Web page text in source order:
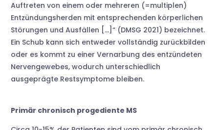
Auftreten von einem oder mehreren (=multiplen)
Entzündungsherden mit entsprechenden körperlichen
Störungen und Ausfällen […]“ (DMSG 2021) bezeichnet.
Ein Schub kann sich entweder vollständig zurückbilden
oder es kommt zu einer Vernarbung des entzündeten
Nervengewebes, wodurch unterschiedlich
ausgeprägte Restsymptome bleiben.
Primär chronisch progediente MS